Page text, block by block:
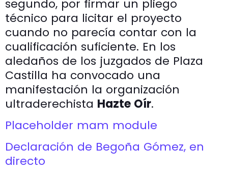
segundo, por firmar un pliego
técnico para licitar el proyecto
cuando no parecía contar con la
cualificación suficiente. En los
aledaños de los juzgados de Plaza
Castilla ha convocado una
manifestación la organización
ultraderechista Hazte Oír.
Placeholder mam module
Declaración de Begoña Gómez, en
directo